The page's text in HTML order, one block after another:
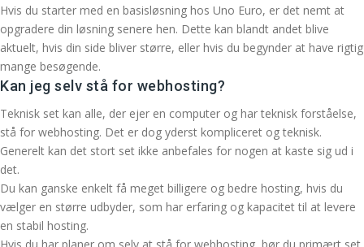
Hvis du starter med en basisløsning hos Uno Euro, er det nemt at
opgradere din løsning senere hen. Dette kan blandt andet blive
aktuelt, hvis din side bliver større, eller hvis du begynder at have rigtig
mange besøgende.
Kan jeg selv stå for webhosting?
Teknisk set kan alle, der ejer en computer og har teknisk forståelse,
stå for webhosting. Det er dog yderst kompliceret og teknisk.
Generelt kan det stort set ikke anbefales for nogen at kaste sig ud i
det.
Du kan ganske enkelt få meget billigere og bedre hosting, hvis du
vælger en større udbyder, som har erfaring og kapacitet til at levere
en stabil hosting.